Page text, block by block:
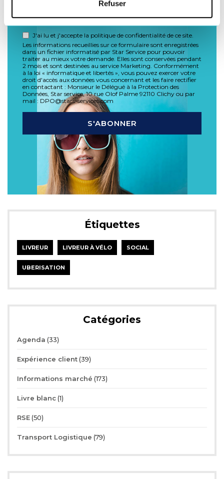
Refuser
J'ai lu et j'accepte la politique de confidentialité de ce site.
Les informations recueillies sur ce formulaire sont enregistrées
dans un fichier informatisé par Star Service pour pouvoir
traiter au mieux votre demande. Elles sont conservées pendant
2 mois et sont destinées au service Marketing. Conformément
à la loi « informatique et libertés », vous pouvez exercer votre
droit d'accès aux données vous concernant et les faire rectifier
en contactant : Monsieur le Délégué à la Protection des
Données, Star service, 10 rue Olof Palme 92110 Clichy ou par
mail : DPO@stars-services.com
Étiquettes
LIVREUR LIVREUR À VÉLO SOCIAL
UBERISATION
Catégories
Agenda (33)
Expérience client (39)
Informations marché (173)
Livre blanc (1)
RSE (50)
Transport Logistique (79)